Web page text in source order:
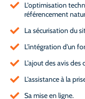
L’optimisation
référencement
La sécurisation du
L'intégration d'un
L'ajout des avis des
L'assistance à la
Sa mise en ligne.